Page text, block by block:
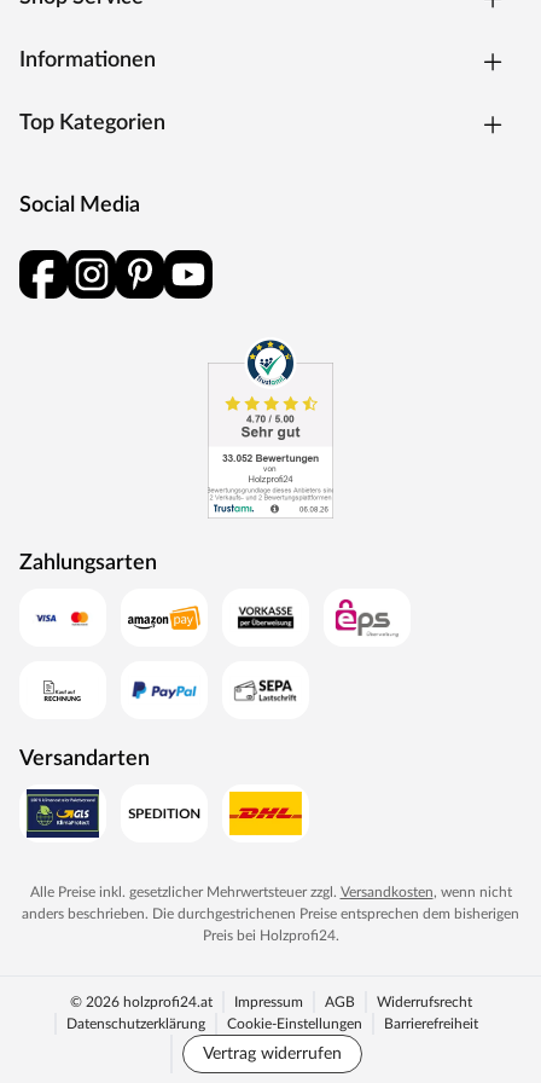
Informationen
Top Kategorien
Social Media
Zahlungsarten
Versandarten
Alle Preise inkl. gesetzlicher Mehrwertsteuer zzgl. Versandkosten, wenn nicht
anders beschrieben. Die durchgestrichenen Preise entsprechen dem bisherigen
Preis bei Holzprofi24.
© 2026 holzprofi24.at Impressum AGB
Widerrufsrecht
Datenschutzerklärung
Cookie-Einstellungen Barrierefreiheit
Vertrag widerrufen